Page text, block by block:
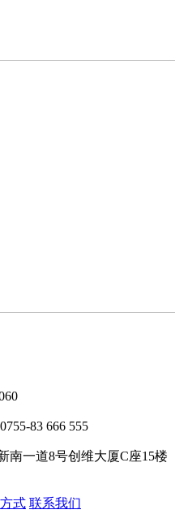
83 666 555
南一道8号创维大厦C座15楼
式 联系我们